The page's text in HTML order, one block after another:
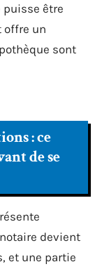
puisse être
offre un
sont
: ce
de se
devient
et une partie